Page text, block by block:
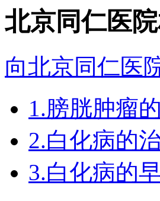
北京同仁医
向北京同仁医
1.膀胱肿瘤
2.白化病的
3.白化病的